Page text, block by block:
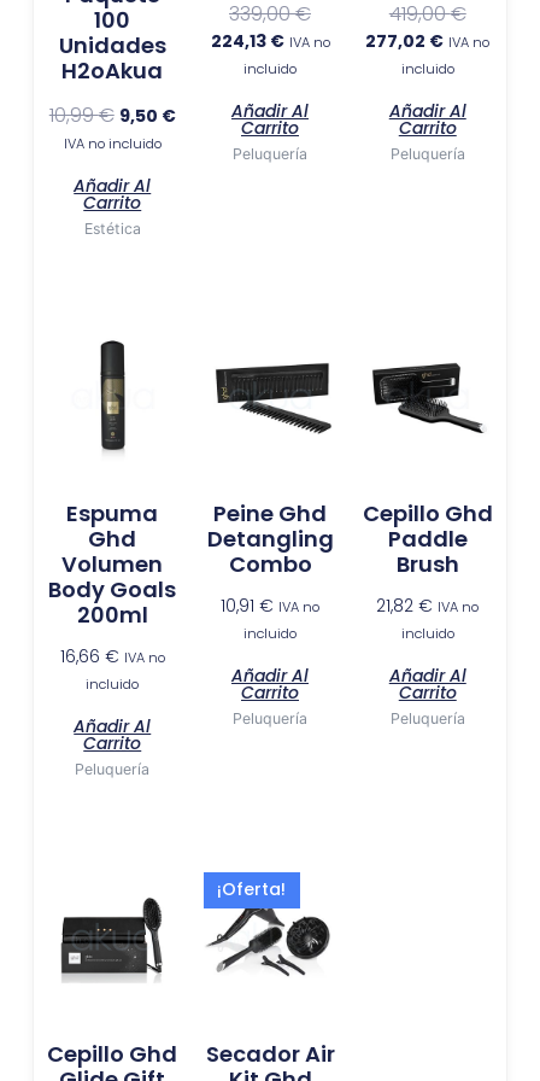
100
Unidades
H2oAkua
10,99€ 9,50 €
IVA no incluido
Añadir Al
Carrito
Estética
339,00€
224,13 € IVA no
incluido
Añadir Al
Carrito
Peluquería
419,00€
277,02 € IVA no
incluido
Añadir Al
Carrito
Peluquería
Espuma
Ghd
Volumen
Body Goals
200ml
16,66 € IVA no
incluido
Añadir Al
Carrito
Peluquería
Peine Ghd
Detangling
Combo
10,91 € IVA no
incluido
Añadir Al
Carrito
Peluquería
Cepillo Ghd
Paddle
Brush
21,82€ IVA no
incluido
Añadir Al
Carrito
Peluquería
Cepillo Ghd
¡Oferta!
Secador Air
original
era:
El
precio
actual
es:
118,35 €.